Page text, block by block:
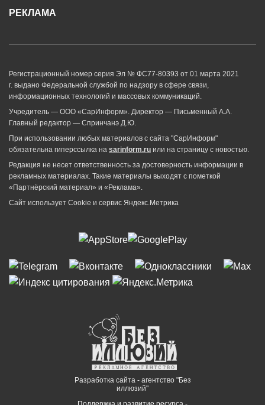
РЕКЛАМА
Регистрационный номер серия Эл № ФС77-80393 от 01 марта 2021
г. выдано Федеральной службой по надзору в сфере связи,
информационных технологий и массовых коммуникаций.
Учредитель — ООО «СарИнформ». Директор — Письменный А.А.
Главный редактор — Спринчанэ Д.Ю.
При использовании любых материалов с сайта "СарИнформ"
обязательна гиперссылка на sarinform.ru или на страницу с новостью.
Редакция не несет ответственность за достоверность информации в
рекламных материалах. Такие материалы выходят с пометкой
«Партнёрский материал» и «Реклама».
Сайт использует Cookie и сервиc Яндекс.Метрика
Разработка сайта - агентство "Без
иллюзий"